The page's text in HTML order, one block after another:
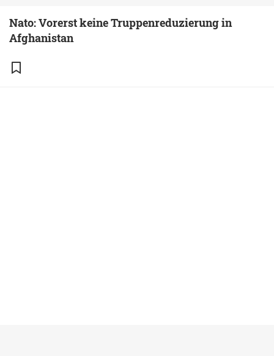
Nato: Vorerst keine Truppenreduzierung in
Afghanistan